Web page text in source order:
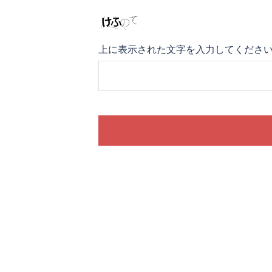
上に表示された文字を入力してくださ